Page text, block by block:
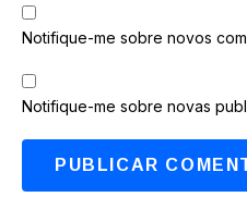
Notifique-me sobre novos
Notifique-me sobre novas